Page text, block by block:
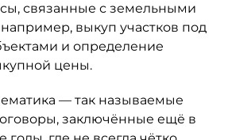
связанные с земельными
выкуп участков под
и определение
цены.
— так называемые
заключённые ещё в